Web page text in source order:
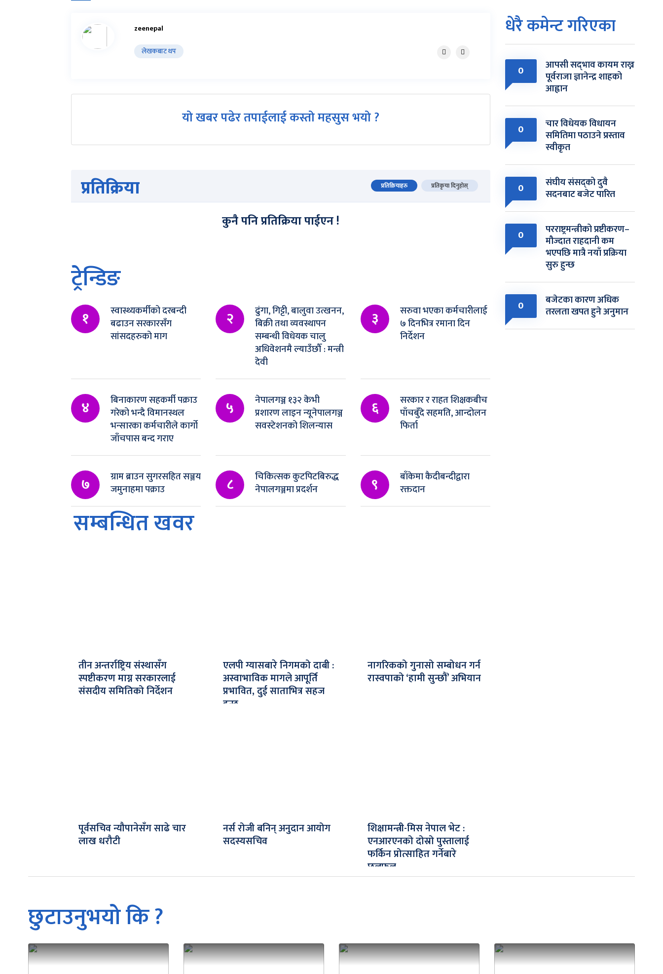
zeenepal
लेखकबाट थप
यो खबर पढेर तपाईलाई कस्तो महसुस भयो ?
प्रतिक्रिया प्रतिक्रियाहरु प्रतिकृया दिनुहोस्
कुनै पनि प्रतिक्रिया पाईएन !
ट्रेन्डिङ
१
स्वास्थ्यकर्मीको दरबन्दी
बढाउन सरकारसँग
सांसदहरुको माग
२
ढुंगा, गिट्टी, बालुवा उत्खनन,
बिक्री तथा व्यवस्थापन
सम्बन्धी विधेयक चालु
अधिवेशनमै ल्याउँछौँ : मन्त्री
देवी
३
सरुवा भएका कर्मचारीलाई
७ दिनभित्र रमाना दिन
निर्देशन
४
बिनाकारण सहकर्मी पक्राउ
गरेको भन्दै विमानस्थल
भन्सारका कर्मचारीले कार्गो
जाँचपास बन्द गराए
५
नेपालगञ्ज १३२ केभी
प्रशारण लाइन न्यूनेपालगञ्ज
सवस्टेशनको शिलन्यास
६
सरकार र राहत शिक्षकबीच
पाँचबुँदे सहमति, आन्दोलन
फिर्ता
७
ग्राम ब्राउन सुगरसहित सञ्जय
जमुनाहमा पक्राउ
८
चिकित्सक कुटपिटबिरुद्ध
नेपालगञ्जमा प्रदर्शन
९
बाँकेमा कैदीबन्दीद्वारा
रक्तदान
सम्बन्धित खवर
तीन अन्तर्राष्ट्रिय संस्थासँग
स्पष्टीकरण माग्न सरकारलाई
संसदीय समितिको निर्देशन
एलपी ग्यासबारे निगमको दाबी :
अस्वाभाविक मागले आपूर्ति
प्रभावित, दुई साताभित्र सहज
हुन्छ
नागरिकको गुनासो सम्बोधन गर्न
रास्वपाको ‘हामी सुन्छौं’ अभियान
पूर्वसचिव न्यौपानेसँग साढे चार
लाख धरौटी
नर्स रोजी बनिन् अनुदान आयोग
सदस्यसचिव
शिक्षामन्त्री-मिस नेपाल भेट :
एनआरएनको दोस्रो पुस्तालाई
फर्किन प्रोत्साहित गर्नेबारे
छलफल
धेरै कमेन्ट गरिएका
0 आपसी सद्‌भाव कायम राख्न
पूर्वराजा ज्ञानेन्द्र शाहको
आह्वान
0 चार विधेयक विधायन
समितिमा पठाउने प्रस्ताव
स्वीकृत
0 संघीय संसद्को दुवै
सदनबाट बजेट पारित
0 परराष्ट्रमन्त्रीको प्रष्टीकरण–
मौज्दात राहदानी कम
भएपछि मात्रै नयाँ प्रक्रिया
सुरु हुन्छ
0 बजेटका कारण अधिक
तरलता खपत हुने अनुमान
छुटाउनुभयो कि ?